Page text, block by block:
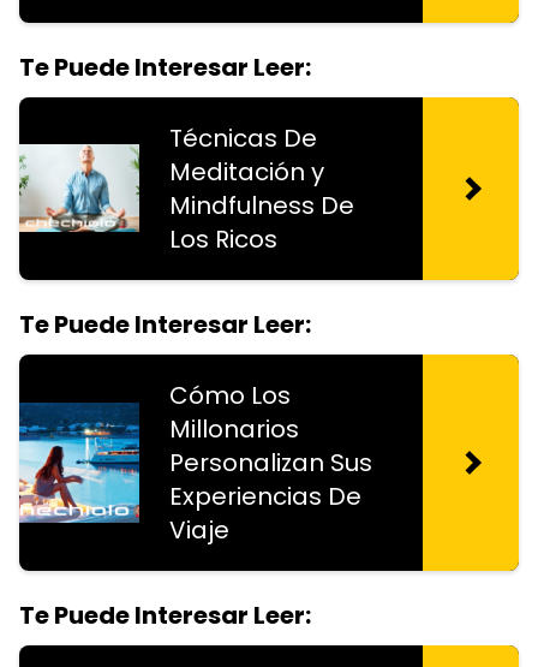
Te Puede Interesar Leer:
Técnicas De
Meditación y
Mindfulness De
Los Ricos
Te Puede Interesar Leer:
Cómo Los
Millonarios
Personalizan Sus
Experiencias De
Viaje
Te Puede Interesar Leer: